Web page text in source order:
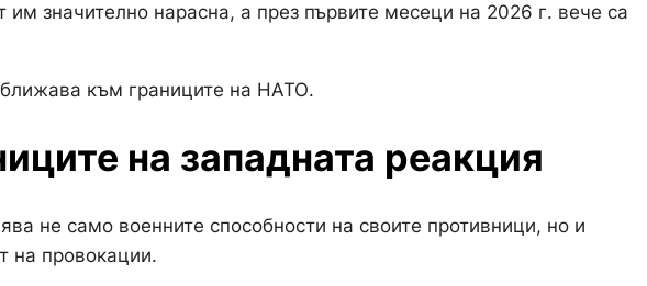
им значително нарасна, а през първите месеци на 2026 г. вече са
към границите на НАТО.
на западната реакция
не само военните способности на своите противници, но и
на провокации.